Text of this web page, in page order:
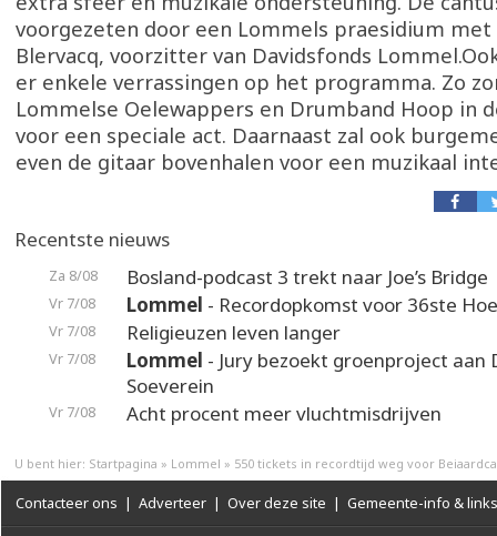
voorgezeten door een Lommels praesidium
Blervacq, voorzitter van Davidsfonds
er enkele verrassingen op het programma. Zo
Lommelse Oelewappers en Drumband Hoop in
voor een speciale act. Daarnaast zal ook
even de gitaar bovenhalen voor een muzikaal
Recentste nieuws
Za 8/08 Bosland-podcast 3 trekt naar Joe’s Bridge
Vr 7/08 Lommel - Recordopkomst voor 36ste
Vr 7/08 Religieuzen leven langer
Vr 7/08 Lommel - Jury bezoekt groenproject aan
Soeverein
Vr 7/08 Acht procent meer vluchtmisdrijven
U bent hier: Startpagina » Lommel » 550 tickets in recordtijd weg voor
Contacteer ons | Adverteer | Over deze site | Gemeente-info & links